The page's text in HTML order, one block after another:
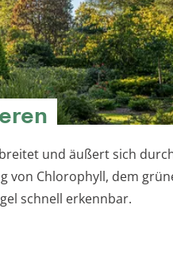
und äußert sich
von Chlorophyll, dem
schnell erkennbar.